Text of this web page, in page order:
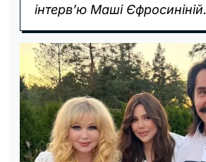
інтерв’ю Маші Єфросиніній.